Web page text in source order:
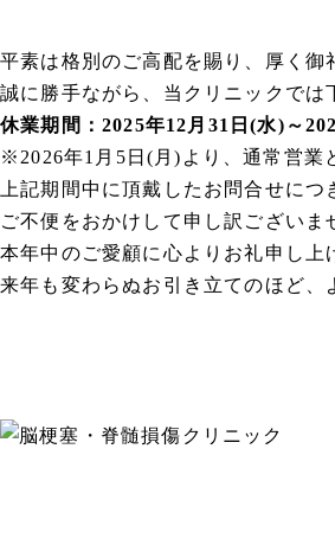
平素は格別のご高配を賜り、厚く御
誠に勝手ながら、当クリニックでは
休業期間：2025年12月31日(水)～
※2026年1月5日(月)より、通常営業
上記期間中に頂戴したお問合せに
ご不便をおかけして申し訳ございま
本年中のご愛顧に心よりお礼申し上
来年も変わらぬお引き立てのほど、